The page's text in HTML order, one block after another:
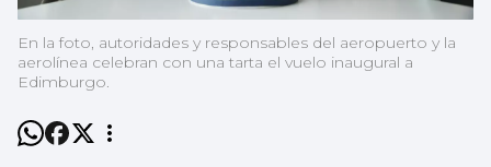
En la foto, autoridades y responsables del aeropuerto y la
aerolínea celebran con una tarta el vuelo inaugural a
Edimburgo.